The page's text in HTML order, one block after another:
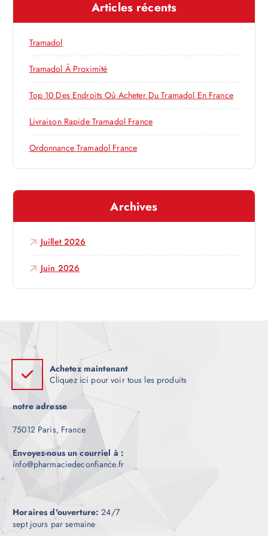
e
t
i
c
e
c
e
r
:
Articles récents
Tramadol
Tramadol À Proximité
Top 10 Des Endroits Où Acheter Du Tramadol En France
Livraison Rapide Tramadol France
Ordonnance Tramadol France
Archives
Juillet 2026
Juin 2026
Achetez maintenant
Cliquez ici pour voir tous les produits
notre adresse
75012 Paris, France
Envoyez-nous un courriel à :
info@pharmaciedeconfiance.fr
Horaires d'ouverture: 24/7
sept jours par semaine